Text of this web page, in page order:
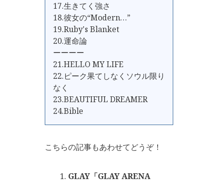
17.生きてく強さ
18.彼女の“Modern…”
19.Ruby's Blanket
20.運命論
ーーーー
21.HELLO MY LIFE
22.ピーク果てしなくソウル限り
なく
23.BEAUTIFUL DREAMER
24.Bible
こちらの記事もあわせてどうぞ！
GLAY「GLAY ARENA